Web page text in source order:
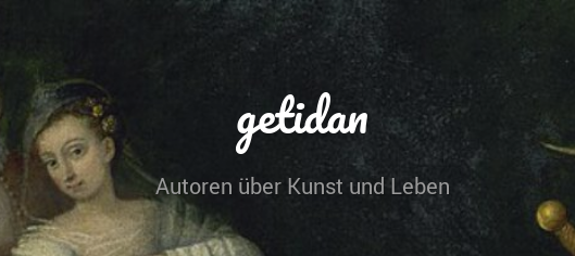
getidan
Autoren über Kunst und Leben